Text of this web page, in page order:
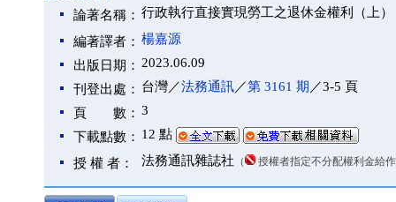
論著名稱： 行政執行直接實現勞工之退休金權利（上）
編著譯者： 楊嘉源
出版日期： 2023.06.09
刊登出處： 台灣／法務通訊／第 3161 期 ／3-5 頁
頁 數： 3
下載點數： 12 點
授 權 者： 法務通訊雜誌社 （ 授權者指定不分配權利金給